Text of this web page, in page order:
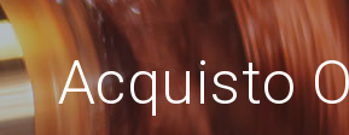
Acquisto